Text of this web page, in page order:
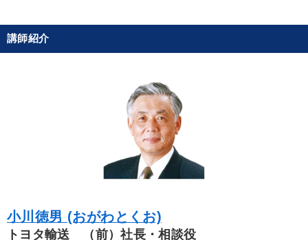
海外の成功事例
※「更新」を押すと「カテゴリー」「目的別」「キーワード」を更新いただけます。
講師紹介
小川徳男 (おがわとくお)
トヨタ輸送 （前）社長・相談役